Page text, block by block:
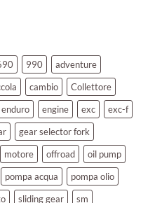
990
adventure
cambio
Collettore
enduro engine exc
exc-f
gear selector fork
motore offroad
oil pump
pompa acqua
pompa olio
sliding gear
sm